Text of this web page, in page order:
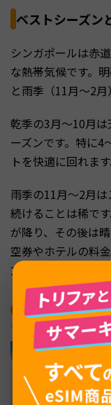
ベストシーズン
シンガポールは赤
な熱帯気候です。
と雨季（11月〜2月
乾季の3月〜10月
ーズンです。特に4
トを快適に回れます
雨季の11月〜2月
続けることは稀で
が降り、その後は
空券やホテルの料
方には狙い目です。
2泊4日のシン